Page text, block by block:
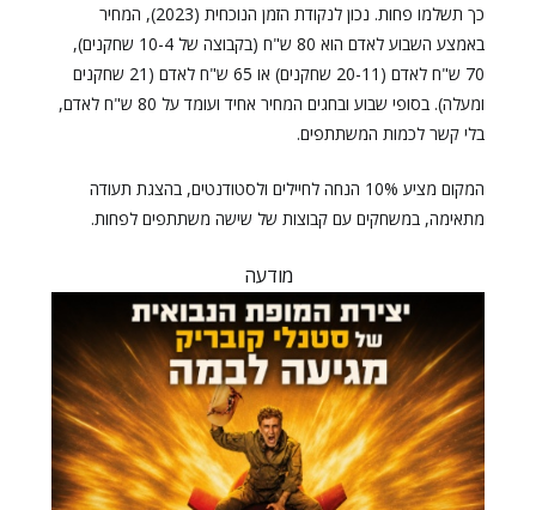
כך תשלמו פחות. נכון לנקודת הזמן הנוכחית (2023), המחיר
באמצע השבוע לאדם הוא 80 ש"ח (בקבוצה של 10-4 שחקנים),
70 ש"ח לאדם (20-11 שחקנים) או 65 ש"ח לאדם (21 שחקנים
ומעלה). בסופי שבוע ובחגים המחיר אחיד ועומד על 80 ש"ח לאדם,
בלי קשר לכמות המשתתפים.
המקום מציע 10% הנחה לחיילים ולסטודנטים, בהצגת תעודה
מתאימה, במשחקים עם קבוצות של שישה משתתפים לפחות.
מודעה